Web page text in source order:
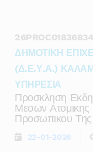
ΔΗΜΟΤΙΚΗ
(Δ.Ε.Υ.Α.)
ΥΠΗΡΕΣΙΑ
Προσκληση
Μεσων Ατομικης
Προσωπικου Της
22-01-2026